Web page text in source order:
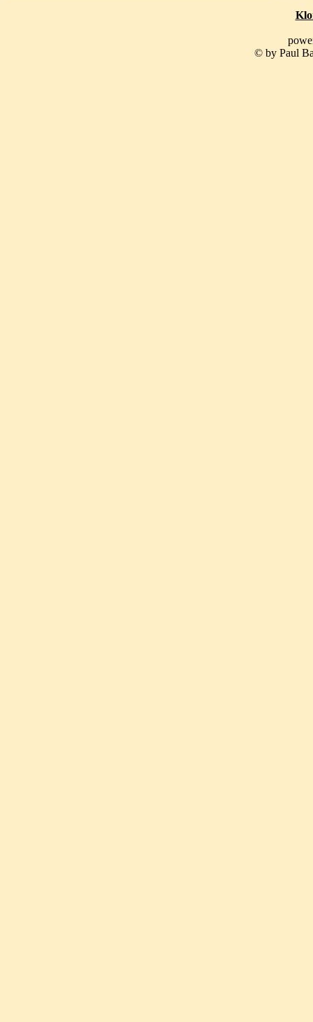
© by Paul